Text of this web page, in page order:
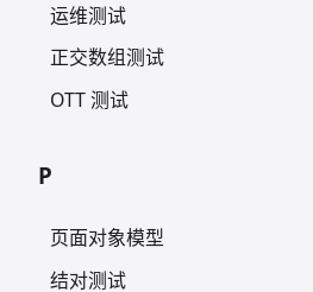
运维测试
正交数组测试
OTT 测试
P
页面对象模型
结对测试